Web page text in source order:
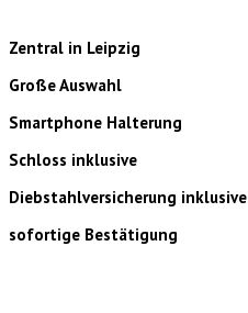
Zentral in Leipzig
Große Auswahl
Smartphone Halterung
Schloss inklusive
Diebstahlversicherung inklusive
sofortige Bestätigung